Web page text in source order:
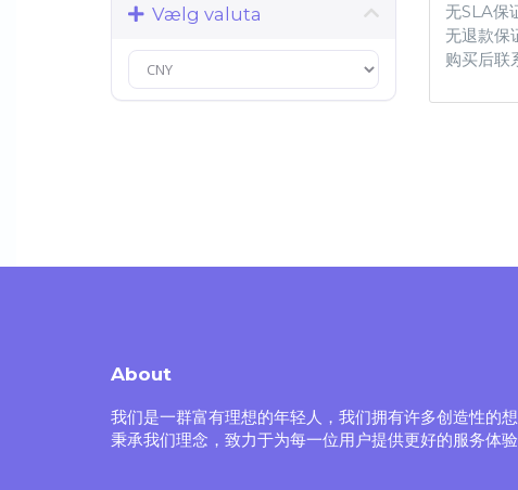
Vælg valuta
无SLA保
无退款保
购买后联
About
我们是一群富有理想的年轻人，我们拥有许多创造性的
秉承我们理念，致力于为每一位用户提供更好的服务体验